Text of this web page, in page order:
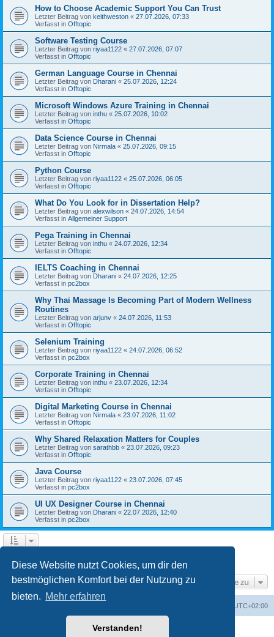
Diese Website nutzt Cookies, um dir den
bestmöglichen Komfort bei der Nutzung zu
bieten. Mehr erfahren
Verstanden!
How to Choose Academic Support You Can Trust
Letzter Beitrag von keithweston « 27.07.2026, 07:33
Verfasst in Offtopic
Software Testing Course
Letzter Beitrag von riyaa1122 « 27.07.2026, 07:07
Verfasst in Offtopic
German Language Course in Chennai
Letzter Beitrag von Dharani « 25.07.2026, 12:24
Verfasst in Offtopic
Microsoft Windows Azure Training in Chennai
Letzter Beitrag von inthu « 25.07.2026, 10:02
Verfasst in Offtopic
Data Science Course in Chennai
Letzter Beitrag von Nirmala « 25.07.2026, 09:15
Verfasst in Offtopic
Python Course
Letzter Beitrag von riyaa1122 « 25.07.2026, 06:05
Verfasst in Offtopic
What Do You Look for in Dissertation Help?
Letzter Beitrag von alexwilson « 24.07.2026, 14:54
Verfasst in Allgemeiner Support
Pega Training in Chennai
Letzter Beitrag von inthu « 24.07.2026, 12:34
Verfasst in Offtopic
IELTS Coaching in Chennai
Letzter Beitrag von Dharani « 24.07.2026, 12:25
Verfasst in pc2box
Why Thai Massage Is Becoming Part of Modern Wellness
Routines
Letzter Beitrag von arjunv « 24.07.2026, 11:53
Verfasst in Offtopic
Selenium Training
Letzter Beitrag von riyaa1122 « 24.07.2026, 06:52
Verfasst in pc2box
Corporate Training in Chennai
Letzter Beitrag von inthu « 23.07.2026, 12:34
Verfasst in Offtopic
Digital Marketing Course in Chennai
Letzter Beitrag von Nirmala « 23.07.2026, 11:02
Verfasst in Offtopic
Why Shared Relaxation Matters for Couples
Letzter Beitrag von sarathbb « 23.07.2026, 09:23
Verfasst in Offtopic
Java Course
Letzter Beitrag von riyaa1122 « 23.07.2026, 07:45
Verfasst in pc2box
UI UX Designer Course in Chennai
Letzter Beitrag von Dharani « 22.07.2026, 12:40
Verfasst in pc2box
Gehe zu
UTC+02:00
Powered byphpBB® Forum Software © phpBB Limited